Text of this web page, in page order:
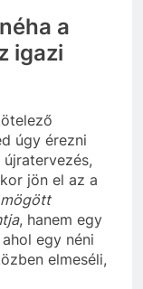
a
igazi
úgy érezni
jön el az a
mögött
, hanem egy
egy néni
elmeséli,